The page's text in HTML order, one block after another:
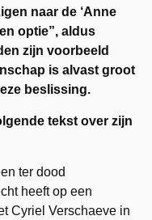
naar de ‘Anne
optie”, aldus
zijn voorbeeld
is alvast groot
beslissing.
tekst over zijn
ter dood
heeft op een
Cyriel Verschaeve in